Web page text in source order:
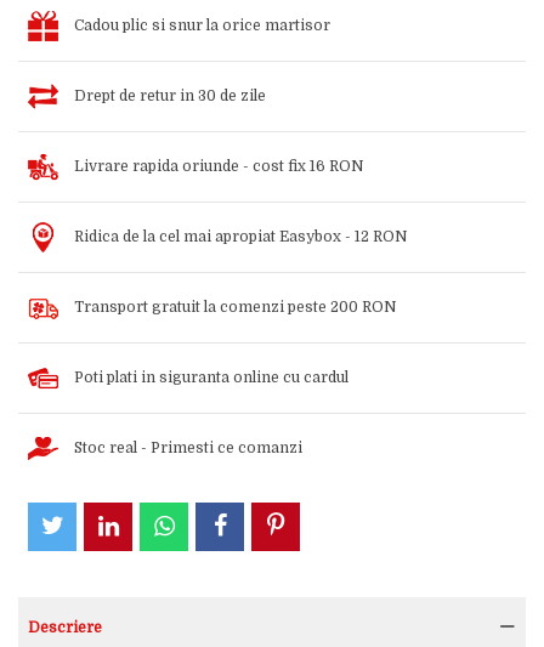
Cadou plic si snur la orice martisor
Drept de retur in 30 de zile
Livrare rapida oriunde - cost fix 16 RON
Ridica de la cel mai apropiat Easybox - 12 RON
Transport gratuit la comenzi peste 200 RON
Poti plati in siguranta online cu cardul
Stoc real - Primesti ce comanzi
Descriere